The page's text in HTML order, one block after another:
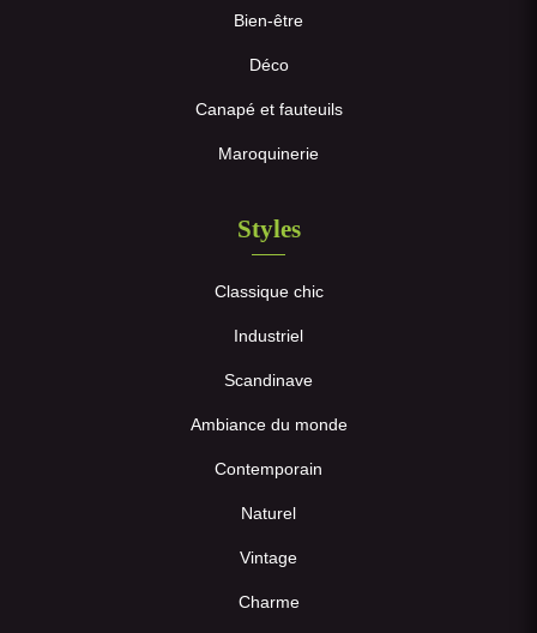
Bien-être
Déco
Canapé et fauteuils
Maroquinerie
Styles
Classique chic
Industriel
Scandinave
Ambiance du monde
Contemporain
Naturel
Vintage
Charme